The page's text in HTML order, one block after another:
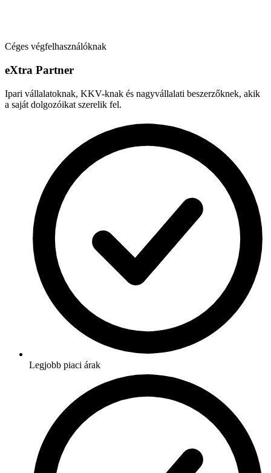
Céges végfelhasználóknak
eXtra Partner
Ipari vállalatoknak, KKV-knak és nagyvállalati beszerzőknek, akik
a saját dolgozóikat szerelik fel.
Legjobb piaci árak